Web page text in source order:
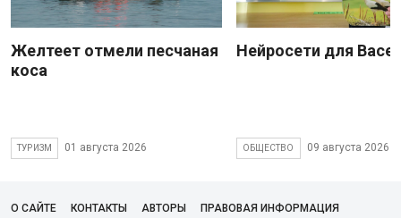
Желтеет отмели песчаная
коса
ТУРИЗМ 01 августа 2026
Нейросети для
ОБЩЕСТВО 09 августа 2026
О САЙТЕ КОНТАКТЫ АВТОРЫ ПРАВОВАЯ ИНФОРМАЦИЯ